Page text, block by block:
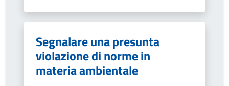
Segnalare una presunta
violazione di norme in
materia ambientale